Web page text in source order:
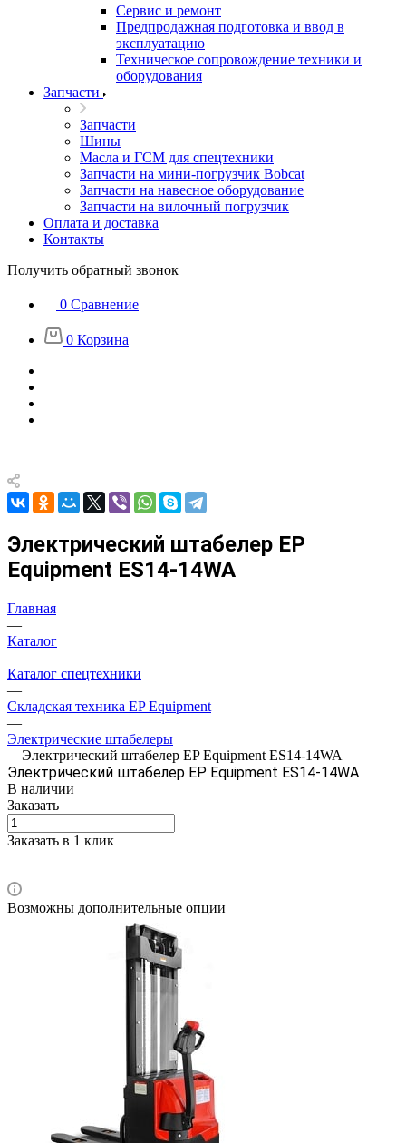
Сервис и ремонт
Предпродажная подготовка и ввод в
эксплуатацию
Техническое сопровождение техники и
оборудования
Запчасти
Запчасти
Шины
Масла и ГСМ для спецтехники
Запчасти на мини-погрузчик Bobcat
Запчасти на навесное оборудование
Запчасти на вилочный погрузчик
Оплата и доставка
Контакты
Получить обратный звонок
0 Сравнение
0 Корзина
Электрический штабелер EP
Equipment ES14-14WA
Главная
—
Каталог
—
Каталог спецтехники
—
Складская техника EP Equipment
—
Электрические штабелеры
—Электрический штабелер EP Equipment ES14-14WA
Электрический штабелер EP Equipment ES14-14WA
В наличии
Заказать
Заказать в 1 клик
Возможны дополнительные опции